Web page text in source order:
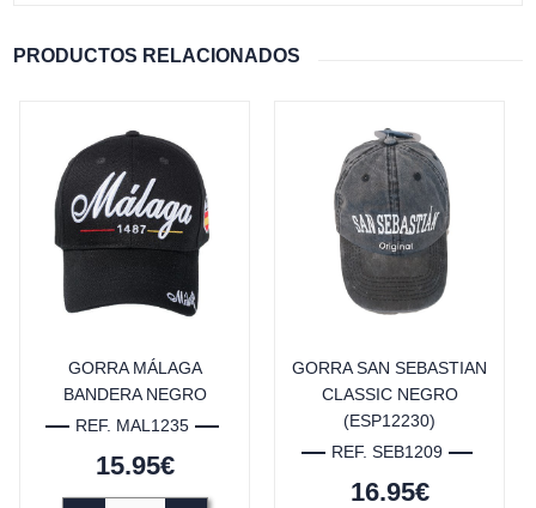
PRODUCTOS RELACIONADOS
GORRA MÁLAGA
BANDERA NEGRO
REF. MAL1235
15.95€
GORRA SAN SEBASTIAN
CLASSIC NEGRO
(ESP12230)
REF. SEB1209
16.95€